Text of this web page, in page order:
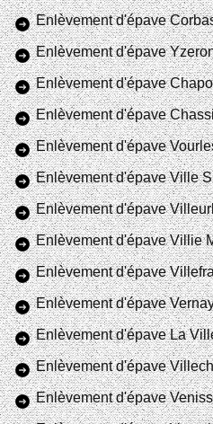
Enlèvement d'épave
Enlèvement d'épave
Enlèvement d'épave
Enlèvement d'épave
Enlèvement d'épave
Enlèvement d'épave Ville
Enlèvement d'épave
Enlèvement d'épave Villie
Enlèvement d'épave
Enlèvement d'épave
Enlèvement d'épave La
Enlèvement d'épave
Enlèvement d'épave